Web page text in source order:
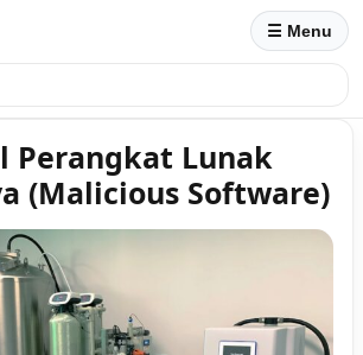
☰ Menu
Perangkat Lunak
(Malicious Software)